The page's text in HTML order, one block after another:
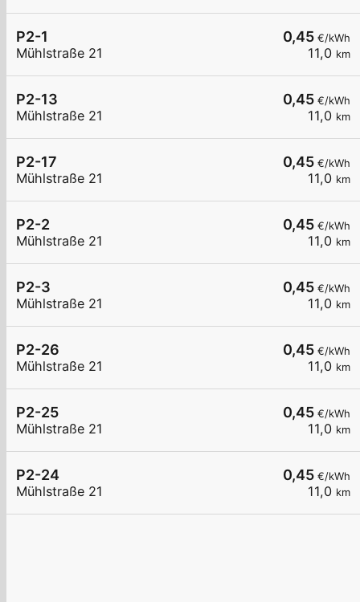
0,45 €/kWh
11,0 km
P2-1
Mühlstraße 21
0,45 €/kWh
11,0 km
P2-13
Mühlstraße 21
0,45 €/kWh
11,0 km
P2-17
Mühlstraße 21
0,45 €/kWh
11,0 km
P2-2
Mühlstraße 21
0,45 €/kWh
11,0 km
P2-3
Mühlstraße 21
0,45 €/kWh
11,0 km
P2-26
Mühlstraße 21
0,45 €/kWh
11,0 km
P2-25
Mühlstraße 21
0,45 €/kWh
11,0 km
P2-24
Mühlstraße 21